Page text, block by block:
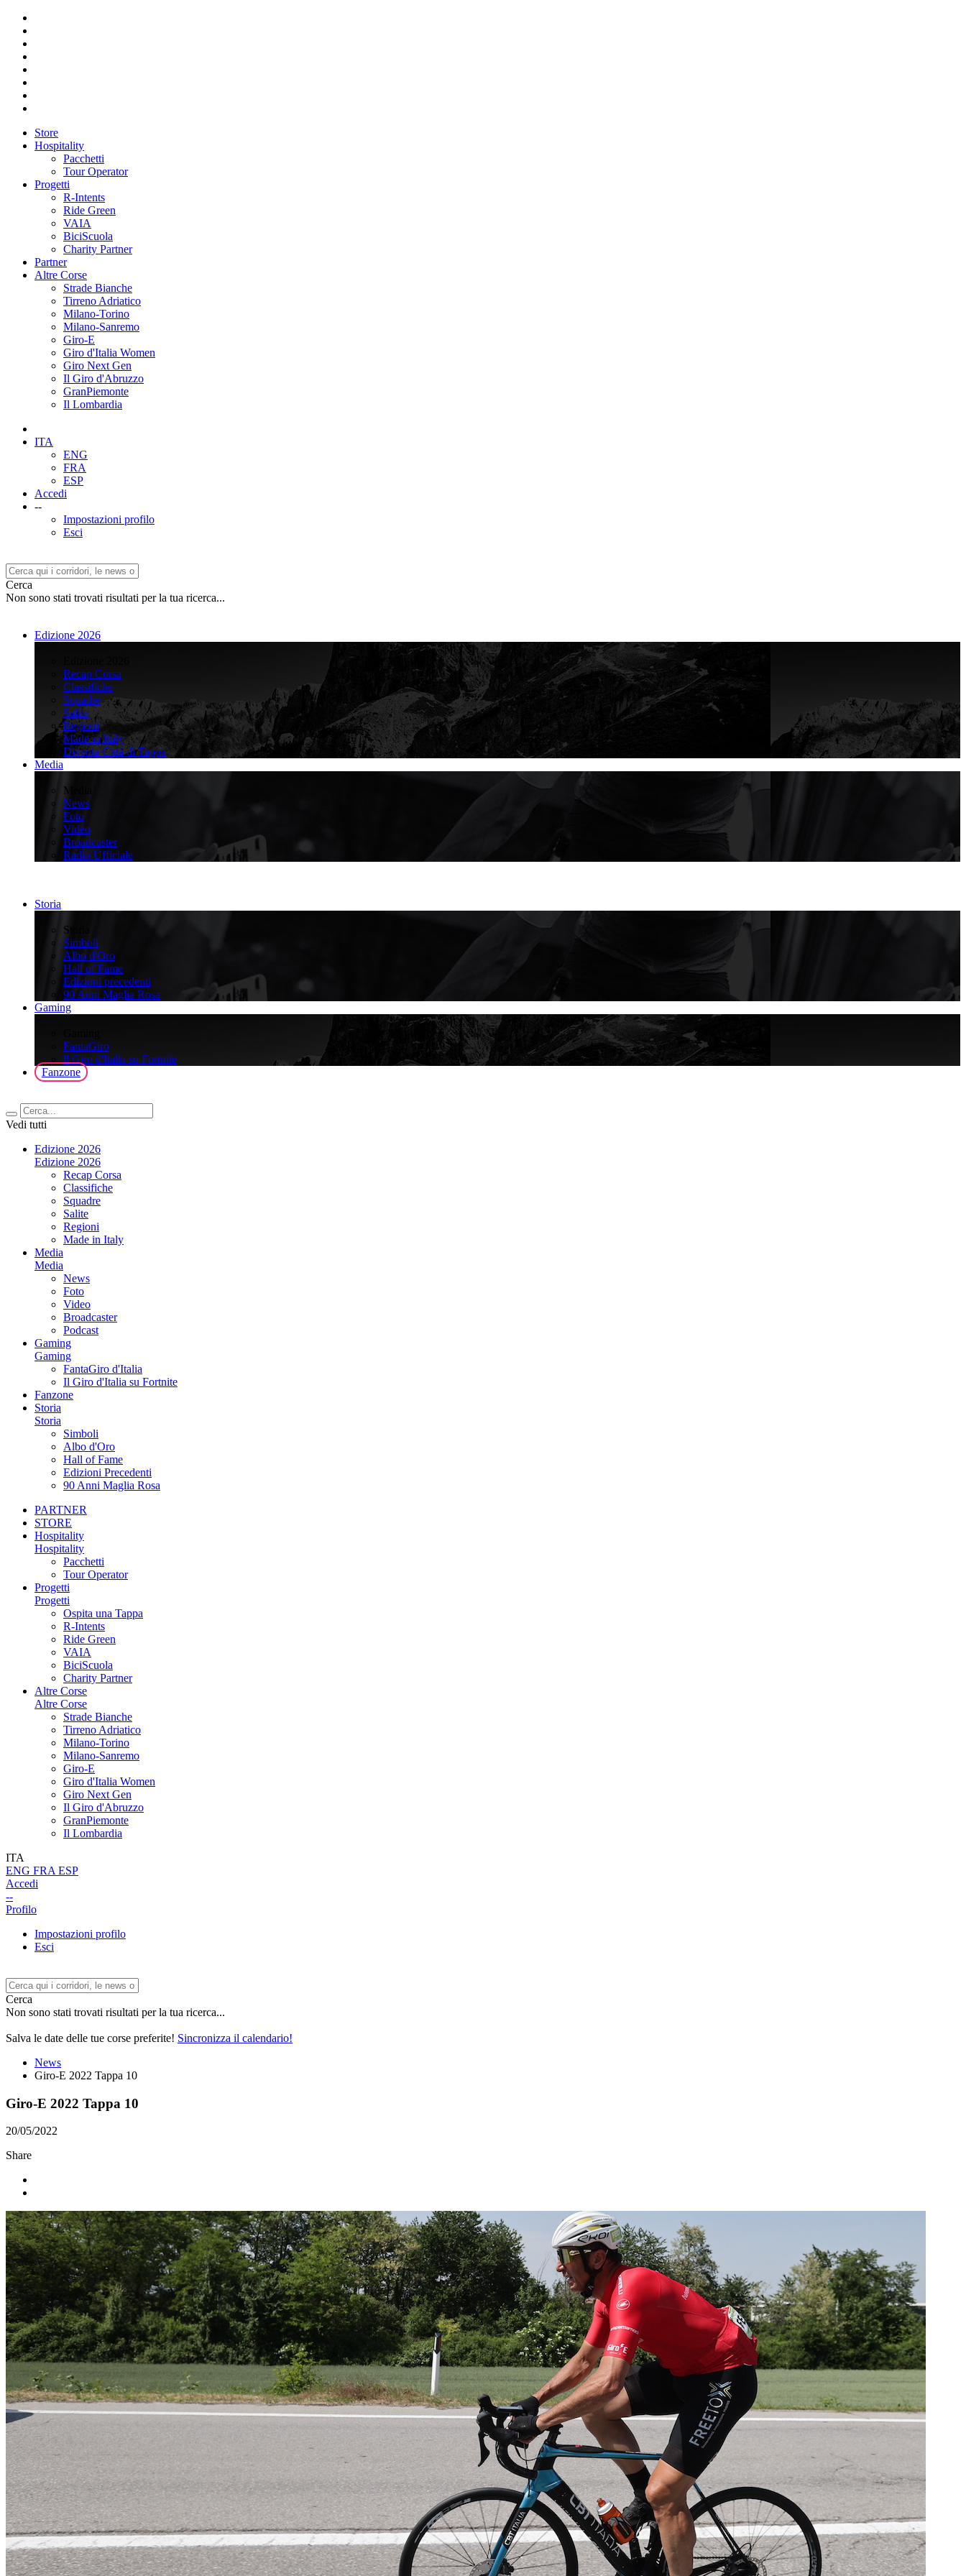
Store
Hospitality
Pacchetti
Tour Operator
Progetti
R-Intents
Ride Green
VAIA
BiciScuola
Charity Partner
Partner
Altre Corse
Strade Bianche
Tirreno Adriatico
Milano-Torino
Milano-Sanremo
Giro-E
Giro d'Italia Women
Giro Next Gen
Il Giro d'Abruzzo
GranPiemonte
Il Lombardia
ITA
ENG
FRA
ESP
Accedi
--
Impostazioni profilo
Esci
Cerca
Non sono stati trovati risultati per la tua ricerca...
Edizione 2026
Recap Corsa
Classifiche
Squadre
Salite
Regioni
Made in Italy
Diventa Città di Tappa
Media
Media
News
Foto
Video
Broadcaster
Radio Ufficiale
Storia
Storia
Simboli
Albo d'Oro
Hall of Fame
Edizioni precedenti
90 Anni Maglia Rosa
Gaming
FantaGiro
ll Giro d'Italia su Fortnite
Fanzone
Vedi tutti
Edizione 2026
Edizione 2026
Recap Corsa
Classifiche
Squadre
Salite
Regioni
Made in Italy
Media
Media
News
Foto
Video
Broadcaster
Podcast
Gaming
Gaming
FantaGiro d'Italia
Il Giro d'Italia su Fortnite
Fanzone
Storia
Storia
Simboli
Albo d'Oro
Hall of Fame
Edizioni Precedenti
90 Anni Maglia Rosa
PARTNER
STORE
Hospitality
Hospitality
Pacchetti
Tour Operator
Progetti
Progetti
Ospita una Tappa
R-Intents
Ride Green
VAIA
BiciScuola
Charity Partner
Altre Corse
Altre Corse
Strade Bianche
Tirreno Adriatico
Milano-Torino
Milano-Sanremo
Giro-E
Giro d'Italia Women
Giro Next Gen
Il Giro d'Abruzzo
GranPiemonte
Il Lombardia
ITA
ENG FRA ESP
Accedi
--
Profilo
Impostazioni profilo
Esci
Cerca
Non sono stati trovati risultati per la tua ricerca...
Salva le date delle tue corse preferite! Sincronizza il calendario!
News
Giro-E 2022 Tappa 10
Giro-E 2022 Tappa 10
20/05/2022
Share